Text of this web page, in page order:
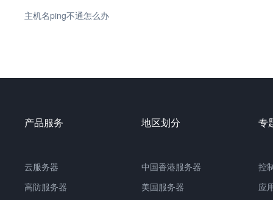
主机名ping不通怎么办
产品服务
云服务器
高防服务器
地区划分
中国香港服务器
美国服务器
专
控
应